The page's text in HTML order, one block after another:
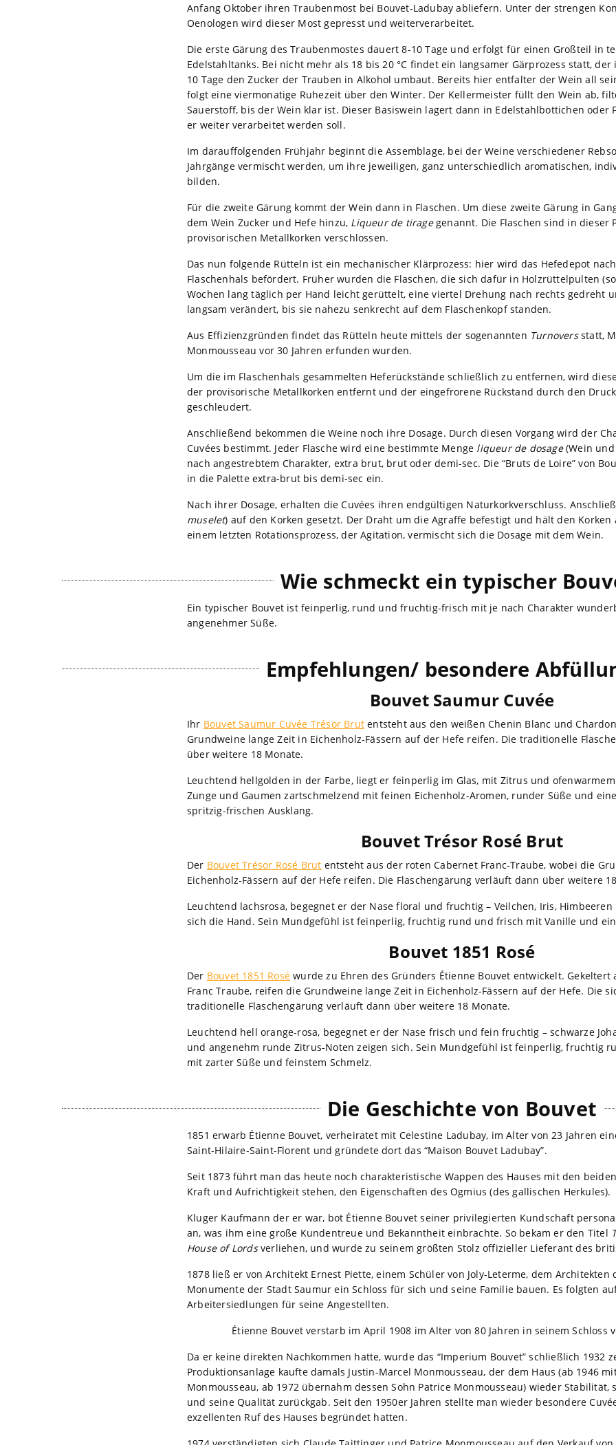
Anfang Oktober ihren Traubenmost bei Bouvet-Ladubay abliefern. Unter der strengen
Oenologen wird dieser Most gepresst und weiterverarbeitet.
Die erste Gärung des Traubenmostes dauert 8-10 Tage und erfolgt für einen Großteil in
Edelstahltanks. Bei nicht mehr als 18 bis 20 °C findet ein langsamer Gärprozess statt,
10 Tage den Zucker der Trauben in Alkohol umbaut. Bereits hier entfalter der Wein all
folgt eine viermonatige Ruhezeit über den Winter. Der Kellermeister füllt den Wein ab,
Sauerstoff, bis der Wein klar ist. Dieser Basiswein lagert dann in Edelstahlbottichen oder
er weiter verarbeitet werden soll.
Im darauffolgenden Frühjahr beginnt die Assemblage, bei der Weine verschiedener
Jahrgänge vermischt werden, um ihre jeweiligen, ganz unterschiedlich aromatischen,
bilden.
Für die zweite Gärung kommt der Wein dann in Flaschen. Um diese zweite Gärung in
dem Wein Zucker und Hefe hinzu, Liqueur de tiragegenannt. Die Flaschen sind in dieser
provisorischen Metallkorken verschlossen.
Das nun folgende Rütteln ist ein mechanischer Klärprozess: hier wird das Hefedepot
Flaschenhals befördert. Früher wurden die Flaschen, die sich dafür in Holzrüttelpulten
Wochen lang täglich per Hand leicht gerüttelt, eine viertel Drehung nach rechts gedreht
langsam verändert, bis sie nahezu senkrecht auf dem Flaschenkopf standen.
Aus Effizienzgründen findet das Rütteln heute mittels der sogenannten Turnoversstatt,
Monmousseau vor 30 Jahren erfunden wurden.
Um die im Flaschenhals gesammelten Heferückstände schließlich zu entfernen, wird
der provisorische Metallkorken entfernt und der eingefrorene Rückstand durch den
geschleudert.
Anschließend bekommen die Weine noch ihre Dosage. Durch diesen Vorgang wird der
Cuvées bestimmt. Jeder Flasche wird eine bestimmte Menge liqueur de dosage(Wein und
nach angestrebtem Charakter, extra brut, brut oder demi-sec. Die “Bruts de Loire” von
in die Palette extra-brut bis demi-sec ein.
Nach ihrer Dosage, erhalten die Cuvées ihren endgültigen Naturkorkverschluss.
muselet) auf den Korken gesetzt. Der Draht um die Agraffe befestigt und hält den Korken
einem letzten Rotationsprozess, der Agitation, vermischt sich die Dosage mit dem Wein.
Wie schmeckt ein typischer
Ein typischer Bouvet ist feinperlig, rund und fruchtig-frisch mit je nach Charakter
angenehmer Süße.
Empfehlungen/ besondere
Bouvet Saumur Cuvée
Ihr Bouvet Saumur Cuvée Trésor Brut entsteht aus den weißen Chenin Blanc und
Grundweine lange Zeit in Eichenholz-Fässern auf der Hefe reifen. Die traditionelle
über weitere 18 Monate.
Leuchtend hellgolden in der Farbe, liegt er feinperlig im Glas, mit Zitrus und
Zunge und Gaumen zartschmelzend mit feinen Eichenholz-Aromen, runder Süße und
spritzig-frischen Ausklang.
Bouvet Trésor Rosé Brut
Der Bouvet Trésor Rosé Brut entsteht aus der roten Cabernet Franc-Traube, wobei die
Eichenholz-Fässern auf der Hefe reifen. Die Flaschengärung verläuft dann über weitere
Leuchtend lachsrosa, begegnet er der Nase floral und fruchtig – Veilchen, Iris,
sich die Hand. Sein Mundgefühl ist feinperlig, fruchtig rund und frisch mit Vanille und
Bouvet 1851 Rosé
Der Bouvet 1851 Rosé wurde zu Ehren des Gründers Étienne Bouvet entwickelt. Gekeltert
Franc Traube, reifen die Grundweine lange Zeit in Eichenholz-Fässern auf der Hefe. Die
traditionelle Flaschengärung verläuft dann über weitere 18 Monate.
Leuchtend hell orange-rosa, begegnet er der Nase frisch und fein fruchtig – schwarze
und angenehm runde Zitrus-Noten zeigen sich. Sein Mundgefühl ist feinperlig, fruchtig
mit zarter Süße und feinstem Schmelz.
Die Geschichte von Bouvet
1851 erwarb Étienne Bouvet, verheiratet mit Celestine Ladubay, im Alter von 23 Jahren
Saint-Hilaire-Saint-Florent und gründete dort das “Maison Bouvet Ladubay”.
Seit 1873 führt man das heute noch charakteristische Wappen des Hauses mit den
Kraft und Aufrichtigkeit stehen, den Eigenschaften des Ogmius (des gallischen Herkules).
Kluger Kaufmann der er war, bot Étienne Bouvet seiner privilegierten Kundschaft
an, was ihm eine große Kundentreue und Bekanntheit einbrachte. So bekam er den Titel
House of Lordsverliehen, und wurde zu seinem größten Stolz offizieller Lieferant des
1878 ließ er von Architekt Ernest Piette, einem Schüler von Joly-Leterme, dem
Monumente der Stadt Saumur ein Schloss für sich und seine Familie bauen. Es folgten
Arbeitersiedlungen für seine Angestellten.
Étienne Bouvet verstarb im April 1908 im Alter von 80 Jahren in seinem Schloss
Da er keine direkten Nachkommen hatte, wurde das “Imperium Bouvet” schließlich 1932
Produktionsanlage kaufte damals Justin-Marcel Monmousseau, der dem Haus (ab 1946
Monmousseau, ab 1972 übernahm dessen Sohn Patrice Monmousseau) wieder Stabilität,
und seine Qualität zurückgab. Seit den 1950er Jahren stellte man wieder besondere
exzellenten Ruf des Hauses begründet hatten.